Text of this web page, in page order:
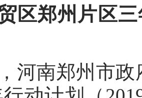
区郑州片区
河南郑州市